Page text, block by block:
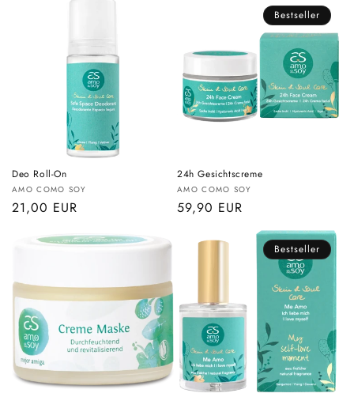
Deo Roll-On
Anbieter:
AMO COMO SOY
Normaler
21,00 EUR
Bestseller
24h Gesichtscreme
Anbieter:
AMO COMO SOY
Normaler
59,90 EUR
Bestseller